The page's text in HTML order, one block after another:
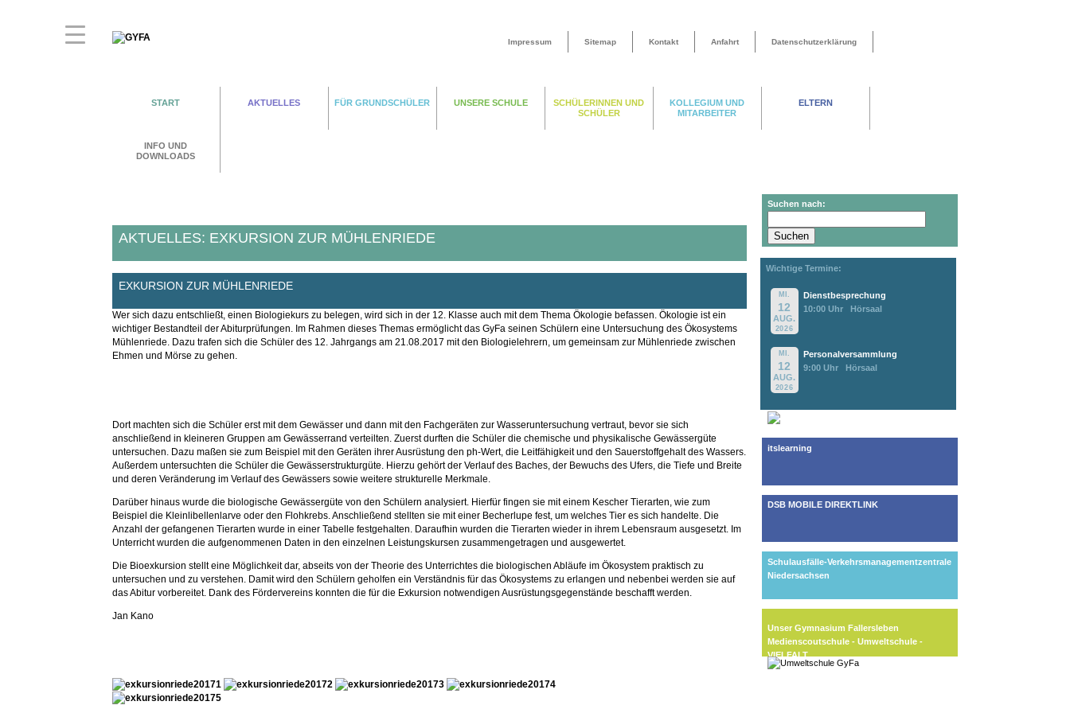
Datenschutzerklärung
Anfahrt
Kontakt
Sitemap
Impressum
START AKTUELLES FÜR GRUNDSCHÜLER UNSERE SCHULE
SCHÜLERINNEN UND
SCHÜLER
KOLLEGIUM UND
MITARBEITER
ELTERN
INFO UND
DOWNLOADS
AKTUELLES: EXKURSION ZUR MÜHLENRIEDE
EXKURSION ZUR MÜHLENRIEDE
Wer sich dazu entschließt, einen Biologiekurs zu belegen, wird sich in der 12. Klasse auch mit dem Thema Ökologie befassen. Ökologie ist ein
wichtiger Bestandteil der Abiturprüfungen. Im Rahmen dieses Themas ermöglicht das GyFa seinen Schülern eine Untersuchung des Ökosystems
Mühlenriede. Dazu trafen sich die Schüler des 12. Jahrgangs am 21.08.2017 mit den Biologielehrern, um gemeinsam zur Mühlenriede zwischen
Ehmen und Mörse zu gehen.
Dort machten sich die Schüler erst mit dem Gewässer und dann mit den Fachgeräten zur Wasseruntersuchung vertraut, bevor sie sich
anschließend in kleineren Gruppen am Gewässerrand verteilten. Zuerst durften die Schüler die chemische und physikalische Gewässergüte
untersuchen. Dazu maßen sie zum Beispiel mit den Geräten ihrer Ausrüstung den ph-Wert, die Leitfähigkeit und den Sauerstoffgehalt des Wassers.
Außerdem untersuchten die Schüler die Gewässerstrukturgüte. Hierzu gehört der Verlauf des Baches, der Bewuchs des Ufers, die Tiefe und Breite
und deren Veränderung im Verlauf des Gewässers sowie weitere strukturelle Merkmale.
Darüber hinaus wurde die biologische Gewässergüte von den Schülern analysiert. Hierfür fingen sie mit einem Kescher Tierarten, wie zum
Beispiel die Kleinlibellenlarve oder den Flohkrebs. Anschließend stellten sie mit einer Becherlupe fest, um welches Tier es sich handelte. Die
Anzahl der gefangenen Tierarten wurde in einer Tabelle festgehalten. Daraufhin wurden die Tierarten wieder in ihrem Lebensraum ausgesetzt. Im
Unterricht wurden die aufgenommenen Daten in den einzelnen Leistungskursen zusammengetragen und ausgewertet.
Die Bioexkursion stellt eine Möglichkeit dar, abseits von der Theorie des Unterrichtes die biologischen Abläufe im Ökosystem praktisch zu
untersuchen und zu verstehen. Damit wird den Schülern geholfen ein Verständnis für das Ökosystems zu erlangen und nebenbei werden sie auf
das Abitur vorbereitet. Dank des Fördervereins konnten die für die Exkursion notwendigen Ausrüstungsgegenstände beschafft werden.
Jan Kano
Suchen nach:
Wichtige Termine:
MI.
12
AUG.
2026
Dienstbesprechung
10:00 Uhr
Hörsaal
MI.
12
AUG.
2026
Personalversammlung
9:00 Uhr
Hörsaal
itslearning
DSB MOBILE DIREKTLINK
Schulausfälle-Verkehrsmanagementzentrale
Niedersachsen
Unser Gymnasium Fallersleben
Medienscoutschule - Umweltschule -
VIELFALT